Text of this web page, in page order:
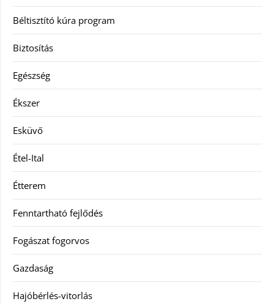
Béltisztító kúra program
Biztosítás
Egészség
Ékszer
Esküvő
Étel-Ital
Étterem
Fenntartható fejlődés
Fogászat fogorvos
Gazdaság
Hajóbérlés-vitorlás